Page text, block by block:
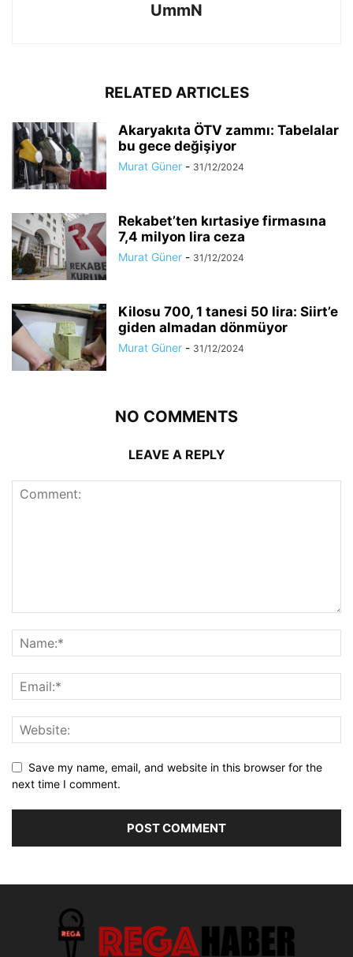
UmmN
RELATED ARTICLES
Akaryakıta ÖTV zammı: Tabelalar
bu gece değişiyor
Murat Güner - 31/12/2024
Rekabet’ten kırtasiye firmasına
7,4 milyon lira ceza
Murat Güner - 31/12/2024
Kilosu 700, 1 tanesi 50 lira: Siirt’e
giden almadan dönmüyor
Murat Güner - 31/12/2024
NO COMMENTS
LEAVE A REPLY
Save my name, email, and website in this browser for the
next time I comment.